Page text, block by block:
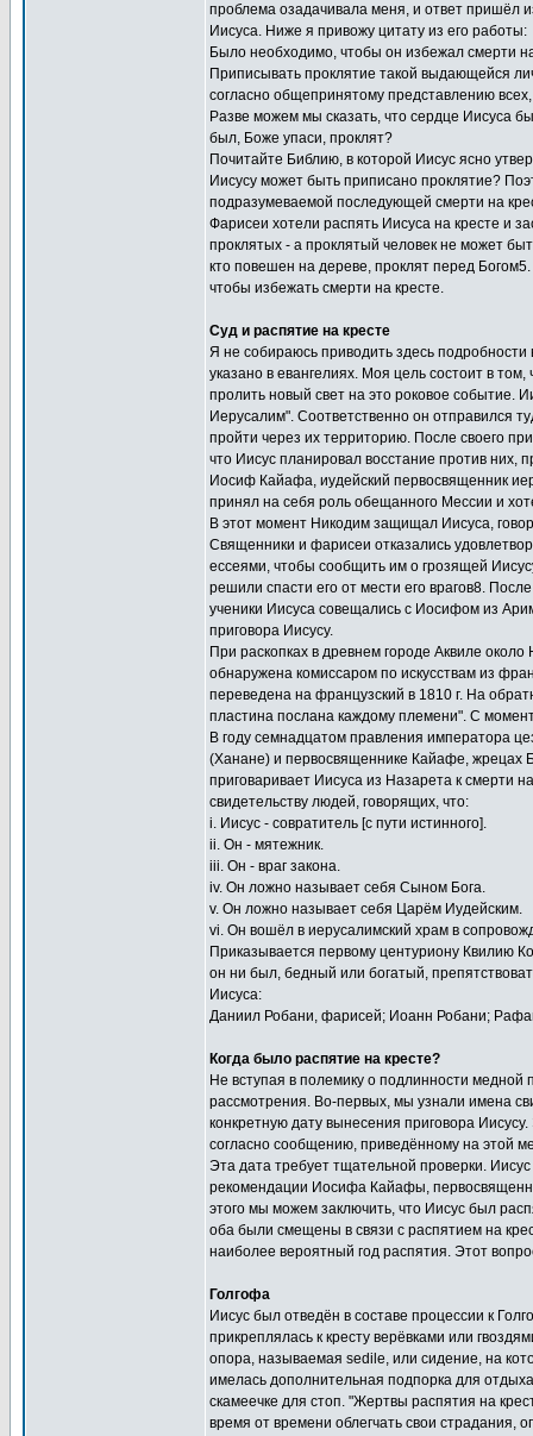
проблема озадачивала меня, и ответ пришёл
Иисуса. Ниже я привожу цитату из его работы:
Было необходимо, чтобы он избежал смерти
Приписывать проклятие такой выдающейся
согласно общепринятому представлению
Разве можем мы сказать, что сердце Иисуса
был, Боже упаси, проклят?
Почитайте Библию, в которой Иисус ясно
Иисусу может быть приписано проклятие?
подразумеваемой последующей смерти на
Фарисеи хотели распять Иисуса на кресте и
проклятых - а проклятый человек не может
кто повешен на дереве, проклят перед
чтобы избежать смерти на кресте.
Суд и распятие на кресте
Я не собираюсь приводить здесь подробности
указано в евангелиях. Моя цель состоит в
пролить новый свет на это роковое событие.
Иерусалим". Соответственно он отправился
пройти через их территорию. После своего
что Иисус планировал восстание против них,
Иосиф Кайафа, иудейский первосвященник
принял на себя роль обещанного Мессии и
В этот момент Никодим защищал Иисуса,
Священники и фарисеи отказались
ессеями, чтобы сообщить им о грозящей
решили спасти его от мести его врагов8.
ученики Иисуса совещались с Иосифом из
приговора Иисусу.
При раскопках в древнем городе Аквиле
обнаружена комиссаром по искусствам из
переведена на французский в 1810 г. На
пластина послана каждому племени". С
В году семнадцатом правления императора
(Ханане) и первосвященнике Кайафе, жрецах
приговаривает Иисуса из Назарета к смерти
свидетельству людей, говорящих, что:
i. Иисус - совратитель [с пути истинного].
ii. Он - мятежник.
iii. Он - враг закона.
iv. Он ложно называет себя Сыном Бога.
v. Он ложно называет себя Царём Иудейским.
vi. Он вошёл в иерусалимский храм в
Приказывается первому центуриону Квилию
он ни был, бедный или богатый,
Иисуса:
Даниил Робани, фарисей; Иоанн Робани;
Когда было распятие на кресте?
Не вступая в полемику о подлинности
рассмотрения. Во-первых, мы узнали имена
конкретную дату вынесения приговора
согласно сообщению, приведённому на этой
Эта дата требует тщательной проверки.
рекомендации Иосифа Кайафы,
этого мы можем заключить, что Иисус был
оба были смещены в связи с распятием на
наиболее вероятный год распятия. Этот
Голгофа
Иисус был отведён в составе процессии к
прикреплялась к кресту верёвками или
опора, называемая sedile, или сидение, на
имелась дополнительная подпорка для
скамеечке для стоп. "Жертвы распятия на
время от времени облегчать свои страдания,